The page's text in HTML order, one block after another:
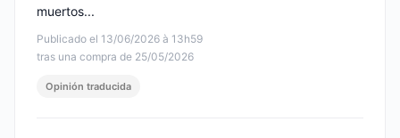
Publicado el 13/06/2026 à 13h59
tras una compra de 25/05/2026
muertos...
Opinión traducida